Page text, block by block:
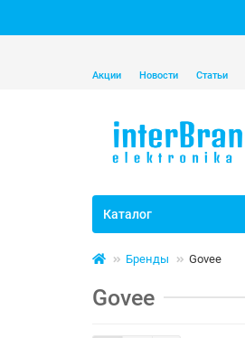
Акции Новости Статьи
Каталог
Бренды Govee
Govee